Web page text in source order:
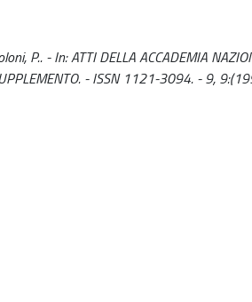
P.. - In: ATTI DELLA ACCADEMIA
- ISSN 1121-3094. - 9,